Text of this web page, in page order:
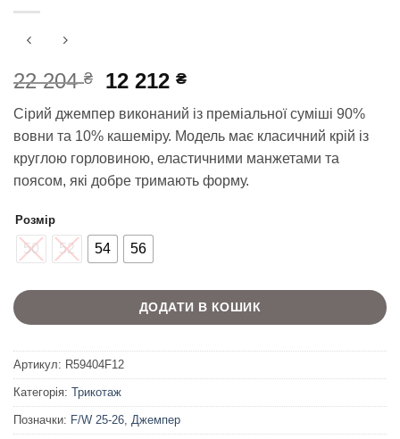
22 204₴
Оригінальна
22
204 ₴.
12 212₴Поточна
ціна:
12
212 ₴.
Сірий джемпер виконаний із преміальної суміші 90%
вовни та 10% кашеміру. Модель має класичний крій із
круглою горловиною, еластичними манжетами та
поясом, які добре тримають форму.
Розмір
50 52 54 56
ДОДАТИ В КОШИК
Артикул: R59404F12
Категорія: Трикотаж
Позначки: F/W 25-26 Джемпер